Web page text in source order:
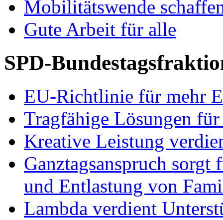
Mobilitätswende
Gute Arbeit für alle
SPD-
EU-Richtlinie für mehr
Tragfähige Lösungen
Kreative Leistung
Ganztagsanspruch
und Entlastung von
Lambda verdient